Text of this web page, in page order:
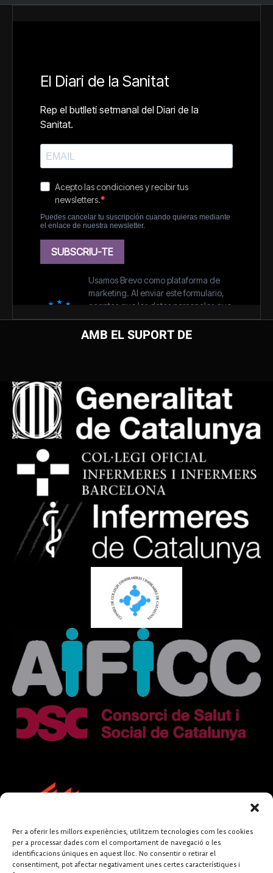
Per a oferir les millors experiències, utilitzem tecnologies com les cookies
per a processar dades com el comportament de navegació o les
identificacions úniques en aquest lloc. No consentir o retirar el
consentiment, pot afectar negativament unes certes característiques i
AMB EL SUPORT DE